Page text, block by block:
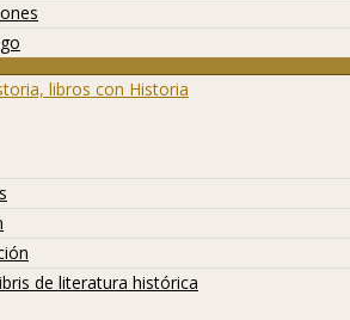
de literatura histórica